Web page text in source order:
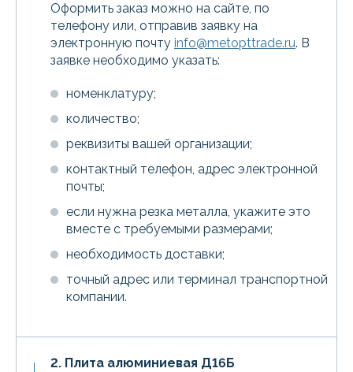
Оформить заказ можно на сайте, по
телефону или, отправив заявку на
электронную почту info@metopttrade.ru. В
заявке необходимо указать:
номенклатуру;
количество;
реквизиты вашей организации;
контактный телефон, адрес электронной
почты;
если нужна резка металла, укажите это
вместе с требуемыми размерами;
необходимость доставки;
точный адрес или терминал транспортной
компании.
2. Плита алюминиевая Д16Б